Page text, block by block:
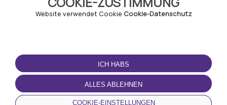
Website verwendet Cookie Cookie-Datenschutz
ICH HABS
ALLES ABLEHNEN
COOKIE-EINSTELLUNGEN
NUTZUNGSBEDINGUNGEN
Geschäftsbedingungen
Datenschutz-
Bestimmungen
Cookie-Richtlinie
LADEN SIE DIE APP
HERUNTER